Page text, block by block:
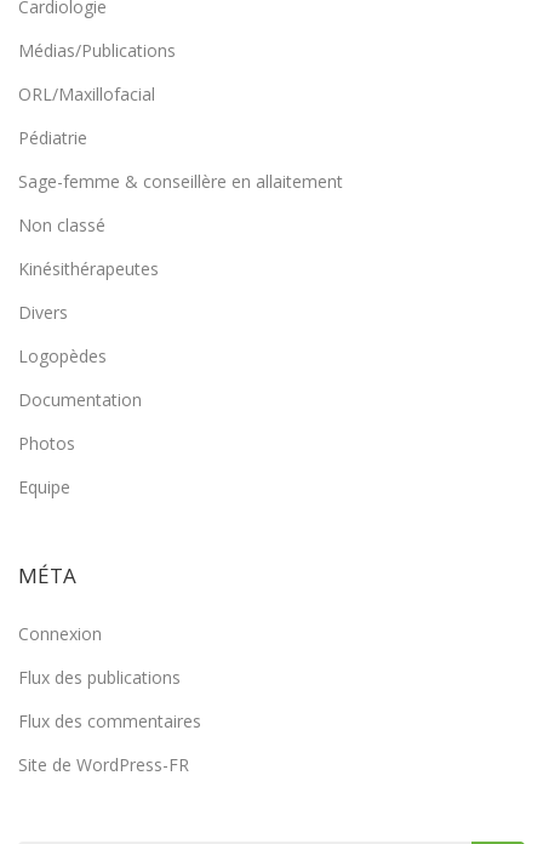
Cardiologie
Médias/Publications
ORL/Maxillofacial
Pédiatrie
Sage-femme & conseillère en allaitement
Non classé
Kinésithérapeutes
Divers
Logopèdes
Documentation
Photos
Equipe
MÉTA
Connexion
Flux des publications
Flux des commentaires
Site de WordPress-FR